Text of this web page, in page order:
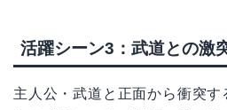
活躍シーン3：武道との激
主人公・武道と正面から衝突